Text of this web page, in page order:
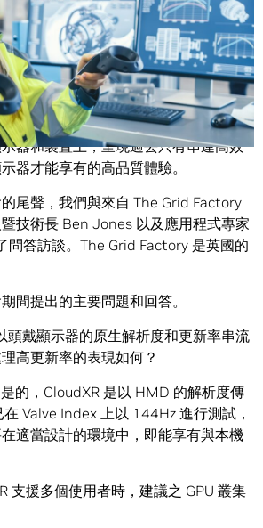
分享了如何使用 NVIDIA CloudXR，透
將無限的虛擬和擴增實境傳遞至低成
器和裝置上，呈現過去只有串連高效
器才能享有的高品質體驗。
尾聲，我們與來自 The Grid Factory
技術長 Ben Jones 以及應用程式專家
問答訪談。The Grid Factory 是英國的
間提出的主要問題和回答。
頭戴顯示器的原生解析度和更新率串流
高更新率的表現如何？
是的，CloudXR 是以 HMD 的解析度傳
Valve Index 上以 144Hz 進行測試，
適當設計的環境中，即能享有與本機
支援多個使用者時，建議之 GPU 叢集